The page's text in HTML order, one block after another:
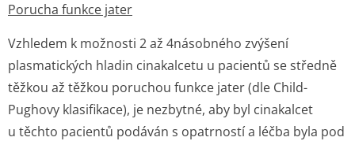
Porucha funkce jater
Vzhledem k možnosti 2 až 4násobného zvýšení
plasmatických hladin cinakalcetu u pacientů se středně
těžkou až těžkou poruchou funkce jater (dle Child-
Pughovy klasifikace), je nezbytné, aby byl cinakalcet
u těchto pacientů podáván s opatrností a léčba byla pod